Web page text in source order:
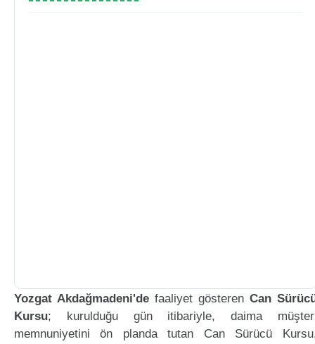
Yozgat Akdağmadeni'de faaliyet gösteren Can
Kursu; kurulduğu gün itibariyle, daima
memnuniyetini ön planda tutan Can Sürücü